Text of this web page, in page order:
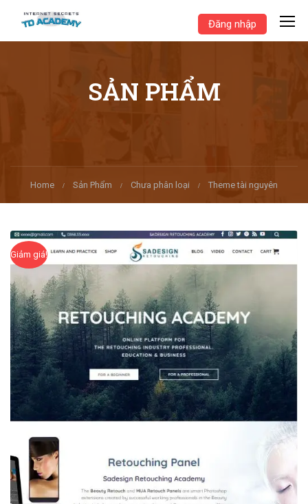
Đăng nhập
SẢN PHẨM
Home Sản Phẩm Chưa phân loại Theme tài nguyên
Giảm giá!